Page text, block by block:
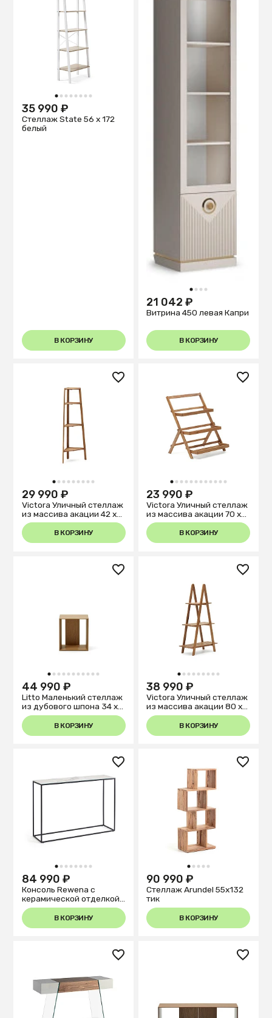
1 2 3 4 5 6 7 8
35 990 ₽
Стеллаж State 56 х 172
белый
В КОРЗИНУ
1 2 3 4
21 042 ₽
Витрина 450 левая Капри
В КОРЗИНУ
1 2 3 4 5 6 7 8 9
29 990 ₽
Victora Уличный стеллаж
из массива акации 42 x
150 см
В КОРЗИНУ
1 2 3 4 5 6 7 8 9 101112
23 990 ₽
Victora Уличный стеллаж
из массива акации 70 x
85 см
В КОРЗИНУ
1 2 3 4 5 6 7 8 9 1011
44 990 ₽
Litto Маленький стеллаж
из дубового шпона 34 x
38 см
В КОРЗИНУ
1 2 3 4 5 6 7 8 9
38 990 ₽
Victora Уличный стеллаж
из массива акации 80 x
140 см
В КОРЗИНУ
1 2 3 4 5 6 7 8
84 990 ₽
Консоль Rewena с
керамической отделкой
Kalos Blanco 110 x 75 см
В КОРЗИНУ
1 2 3 4 5
90 990 ₽
Стеллаж Arundel 55x132
тик
В КОРЗИНУ